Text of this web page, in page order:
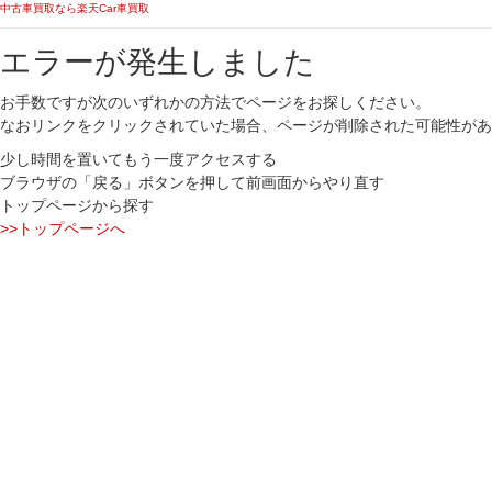
中古車買取なら楽天Car車買取
エラーが発生しました
お手数ですが次のいずれかの方法でページをお探しください。
なおリンクをクリックされていた場合、ページが削除された可能性が
少し時間を置いてもう一度アクセスする
ブラウザの「戻る」ボタンを押して前画面からやり直す
トップページから探す
>>トップページへ